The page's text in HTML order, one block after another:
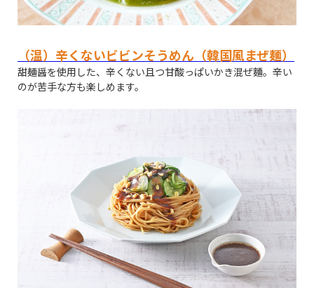
（温）辛くないビビンそうめん（韓国風まぜ麺）
甜麺醤を使用した、辛くない且つ甘酸っぱいかき混ぜ麵。辛い
のが苦手な方も楽しめます。